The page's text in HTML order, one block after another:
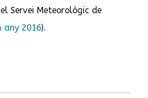
Servei Meteorològic de
any 2016).